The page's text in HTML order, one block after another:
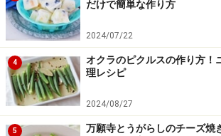
Amazonで人気レシピの書籍をチェ
楽天市場で人気レシピの書籍をチ
だけで簡単な作り方
2024/07/22
4
オクラのピクルスの作り方！
理レシピ
2024/08/27
5
万願寺とうがらしのチーズ